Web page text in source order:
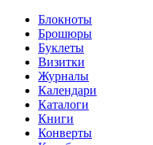
Блокноты
Брошюры
Буклеты
Визитки
Журналы
Календари
Каталоги
Книги
Конверты